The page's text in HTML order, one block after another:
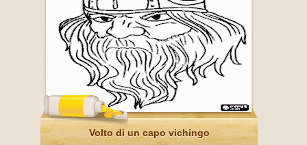
Volto di un capo vichingo